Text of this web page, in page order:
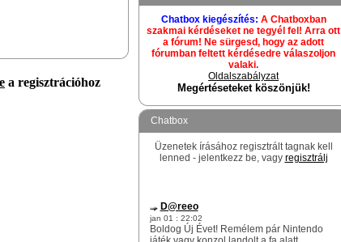
a regisztrációhoz
Chatbox kiegészítés: A Chatboxban
szakmai kérdéseket ne tegyél fel! Arra ott
a fórum! Ne sürgesd, hogy az adott
fórumban feltett kérdésedre válaszoljon
valaki.
Oldalszabályzat
Megértéseteket köszönjük!
Chatbox
Üzenetek írásához regisztrált tagnak kell
lenned - jelentkezz be, vagy regisztrálj
D@reeo
jan 01 : 22:02
Boldog Új Évet! Remélem pár Nintendo